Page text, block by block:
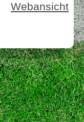
Webansicht